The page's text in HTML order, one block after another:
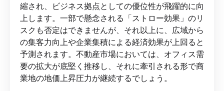
縮され、ビジネス拠点としての優位性が飛躍的に向
上します。一部で懸念される「ストロー効果」のリ
スクも否定はできませんが、それ以上に、広域から
の集客力向上や企業集積による経済効果が上回ると
予測されます。不動産市場においては、オフィス需
要の拡大が底堅く推移し、それに牽引される形で商
業地の地価上昇圧力が継続するでしょう。